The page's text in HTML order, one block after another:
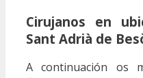
Cirujanos en
Sant Adrià de
A continuación os